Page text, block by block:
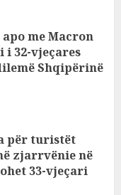
me Macron
i 32-vjeçares
Shqipërinë
për turistët
zjarrvënie në
33-vjeçari